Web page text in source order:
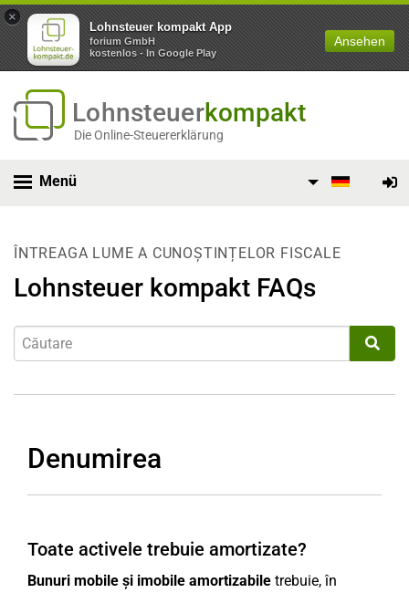
×
Lohnsteuer kompakt App
forium GmbH
kostenlos - In Google Play
Ansehen
Lohnsteuerkompakt
Die Online-Steuererklärung
Menü
ÎNTREAGA LUME A CUNOȘTINȚELOR FISCALE
Lohnsteuer kompakt FAQs
Denumirea
Toate activele trebuie amortizate?
Bunuri mobile și imobile amortizabile trebuie, în